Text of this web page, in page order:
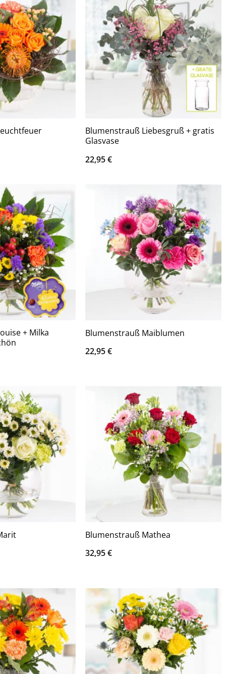
Blumenstrauß Liebesgruß + gratis
Glasvase
22,95€
+ Milka
Blumenstrauß Maiblumen
22,95€
Blumenstrauß Mathea
32,95€